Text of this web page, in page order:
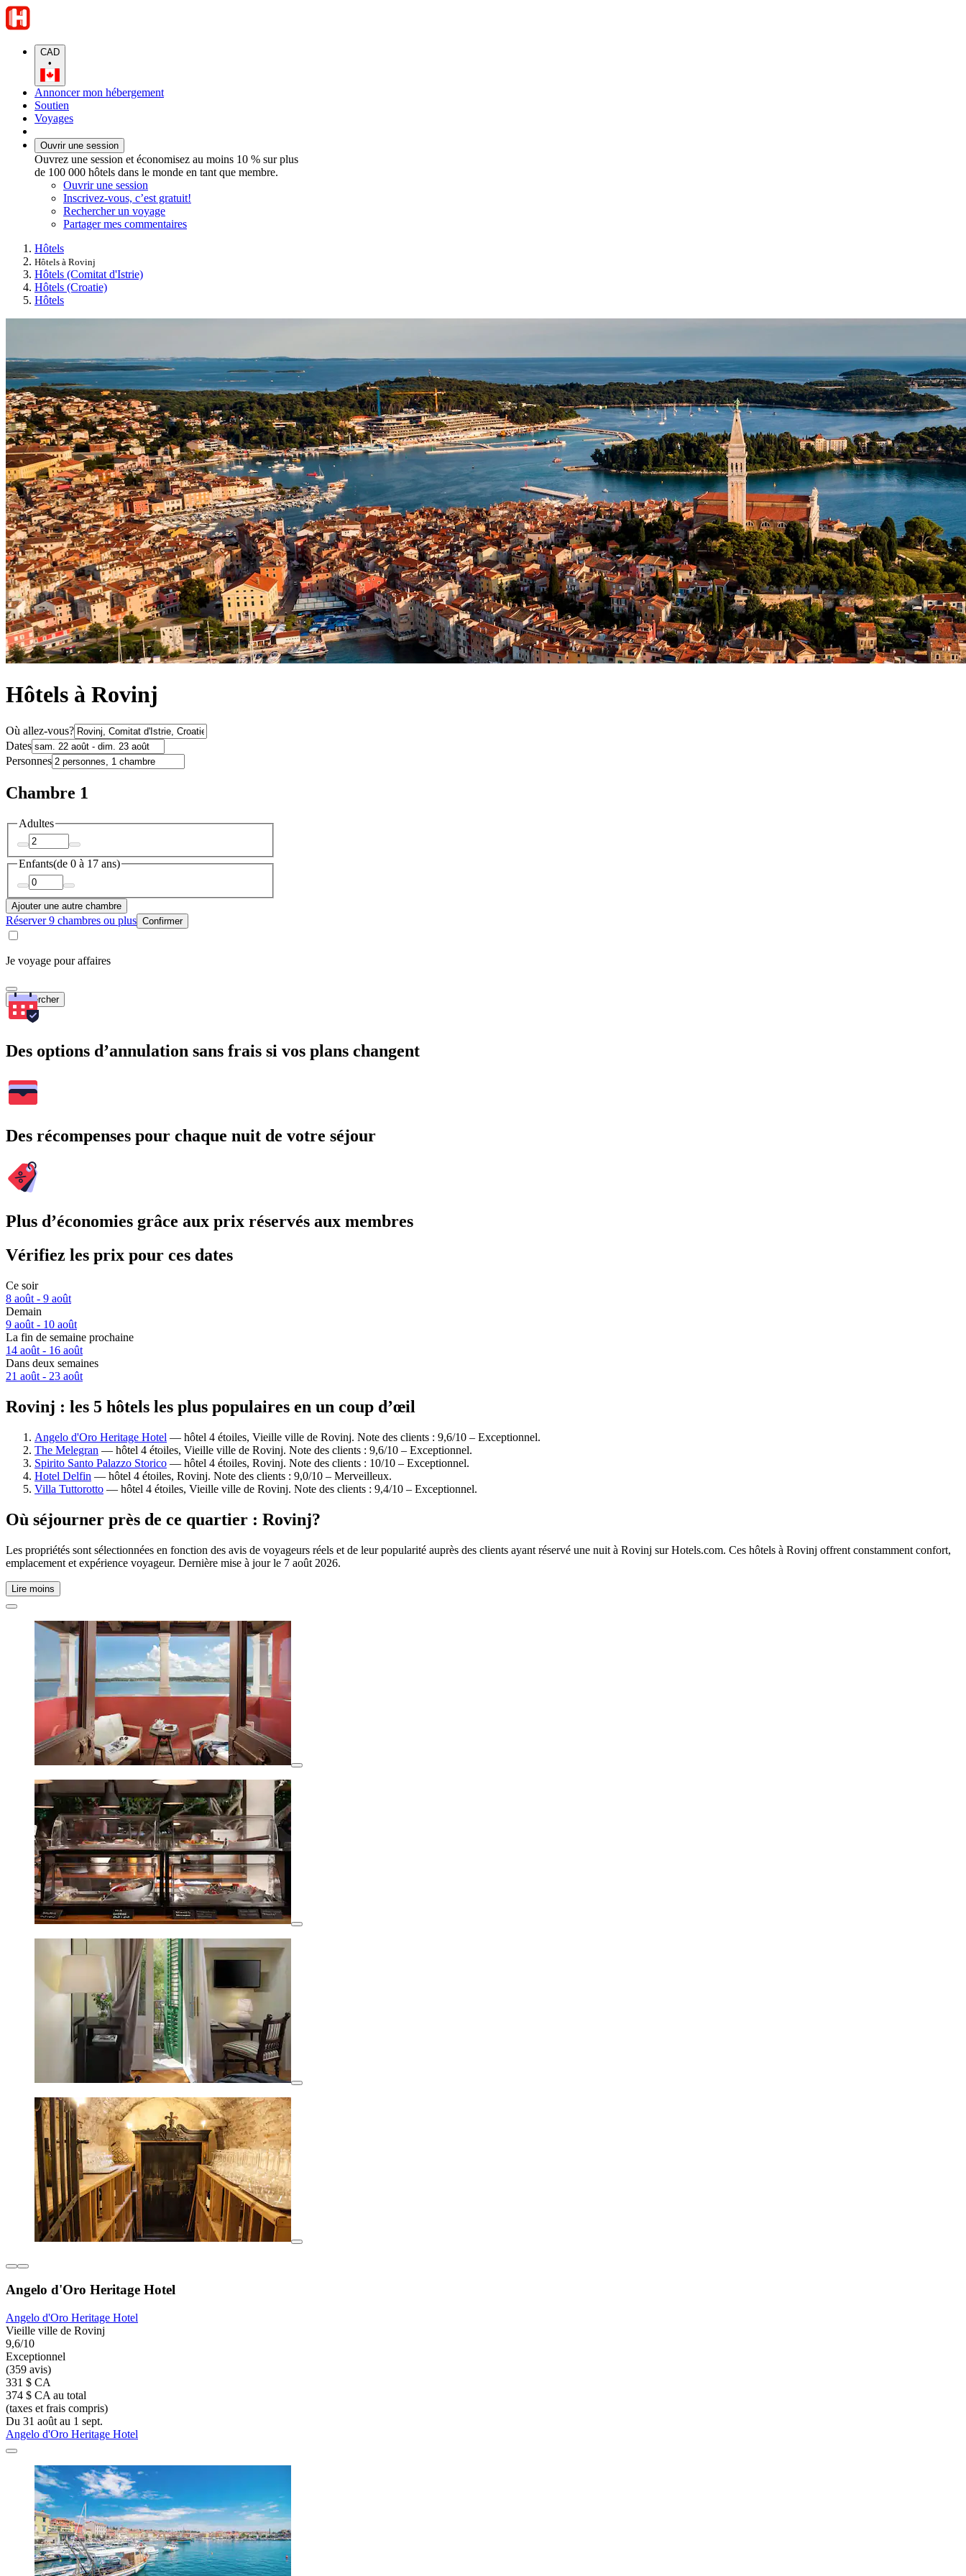
CAD
•
Annoncer mon hébergement
Soutien
Voyages
Ouvrir une session
Ouvrez une session et économisez au moins 10 % sur plus
de 100 000 hôtels dans le monde en tant que membre.
Ouvrir une session
Inscrivez-vous, c’est gratuit!
Rechercher un voyage
Partager mes commentaires
Hôtels
Hôtels à Rovinj
Hôtels (Comitat d'Istrie)
Hôtels (Croatie)
Hôtels
Hôtels à Rovinj
Où allez-vous?
Dates
Personnes
Chambre 1
Adultes
Enfants(de 0 à 17 ans)
Ajouter une autre chambre
Réserver 9 chambres ou plus Confirmer
Je voyage pour affaires
Rechercher
Des options d’annulation sans frais si vos plans changent
Des récompenses pour chaque nuit de votre séjour
Plus d’économies grâce aux prix réservés aux membres
Vérifiez les prix pour ces dates
Ce soir
8 août - 9 août
Demain
9 août - 10 août
La fin de semaine prochaine
14 août - 16 août
Dans deux semaines
21 août - 23 août
Rovinj : les 5 hôtels les plus populaires en un coup d’œil
Angelo d'Oro Heritage Hotel — hôtel 4 étoiles, Vieille ville de Rovinj. Note des clients : 9,6/10 – Exceptionnel.
The Melegran — hôtel 4 étoiles, Vieille ville de Rovinj. Note des clients : 9,6/10 – Exceptionnel.
Spirito Santo Palazzo Storico — hôtel 4 étoiles, Rovinj. Note des clients : 10/10 – Exceptionnel.
Hotel Delfin — hôtel 4 étoiles, Rovinj. Note des clients : 9,0/10 – Merveilleux.
Villa Tuttorotto — hôtel 4 étoiles, Vieille ville de Rovinj. Note des clients : 9,4/10 – Exceptionnel.
Où séjourner près de ce quartier : Rovinj?
Les propriétés sont sélectionnées en fonction des avis de voyageurs réels et de leur popularité auprès des clients ayant réservé une nuit à Rovinj sur Hotels.com. Ces hôtels à Rovinj offrent constamment confort,
emplacement et expérience voyageur. Dernière mise à jour le 7 août 2026.
Lire moins
Angelo d'Oro Heritage Hotel
Angelo d'Oro Heritage Hotel
Vieille ville de Rovinj
9,6/10
Exceptionnel
(359 avis)
331 $ CA
374 $ CA au total
(taxes et frais compris)
Du 31 août au 1 sept.
Angelo d'Oro Heritage Hotel